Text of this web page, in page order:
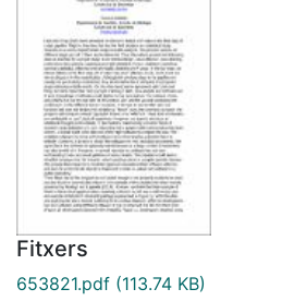
Fitxers
653821.pdf (113.74 KB)